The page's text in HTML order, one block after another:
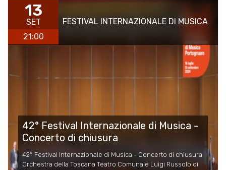
13
SET
21:00
FESTIVAL INTERNAZIONALE DI MUSICA
42° Festival Internazionale di Musica -
Concerto di chiusura
42° Festival Internazionale di Musica - Concerto di chiusura
Orchestra della Toscana Teatro Comunale Luigi Russolo di